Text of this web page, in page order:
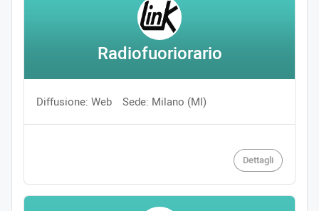
Radiofuoriorario
Diffusione: Web Sede: Milano (MI)
Dettagli